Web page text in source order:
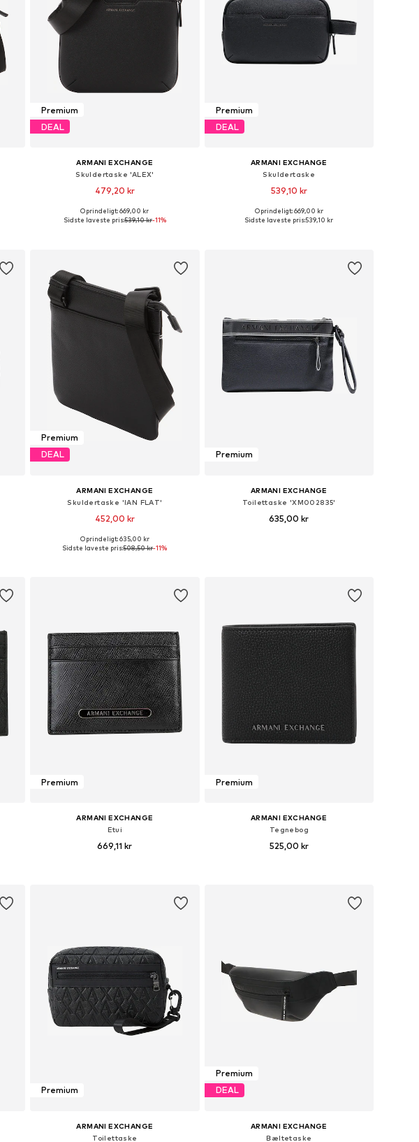
Premium
DEAL
ARMANI EXCHANGE
Skuldertaske 'ALEX'
479,20 kr
Tilgængelige størrelser: One Size
Oprindeligt: 669,00 kr
Sidste laveste pris:539,10 kr-11%
Premium
DEAL
ARMANI EXCHANGE
Skuldertaske
539,10 kr
Tilgængelige størrelser: One Size
Oprindeligt: 669,00 kr
Sidste laveste pris:539,10 kr
Premium
DEAL
ARMANI EXCHANGE
Skuldertaske 'IAN FLAT'
452,00 kr
Tilgængelige størrelser: One Size
Oprindeligt: 635,00 kr
Sidste laveste pris:508,50 kr-11%
Premium
ARMANI EXCHANGE
Toilettaske 'XM002835'
635,00 kr
Premium
ARMANI EXCHANGE
Etui
669,11 kr
Premium
ARMANI EXCHANGE
Tegnebog
525,00 kr
Premium
ARMANI EXCHANGE
Toilettaske
Premium
DEAL
ARMANI EXCHANGE
Bæltetaske